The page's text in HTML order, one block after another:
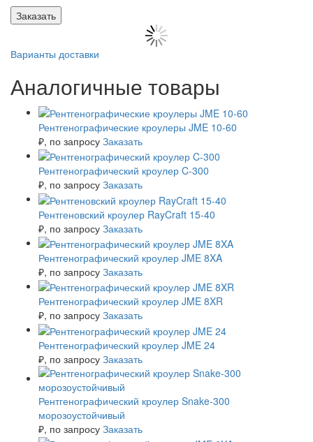
Заказать
Варианты доставки
Аналогичные товары
Рентгенографические кроулеры JME 10-60
₽, по запросу Заказать
Рентгенографический кроулер C-300
₽, по запросу Заказать
Рентгеновский кроулер RayCraft 15-40
₽, по запросу Заказать
Рентгенографический кроулер JME 8XA
₽, по запросу Заказать
Рентгенографический кроулер JME 8XR
₽, по запросу Заказать
Рентгенографический кроулер JME 24
₽, по запросу Заказать
Рентгенографический кроулер Snake-300
морозоустойчивый
₽, по запросу Заказать